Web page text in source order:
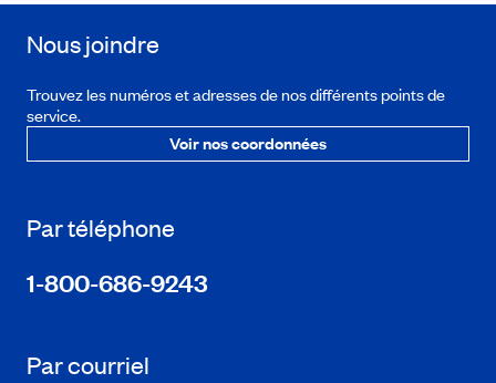
Nous joindre
Trouvez les numéros et adresses de nos différents points de
service.
Voir nos coordonnées
Par téléphone
1-800-686-9243
Par courriel